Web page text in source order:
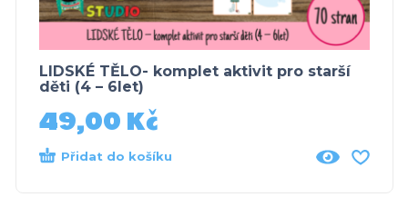
LIDSKÉ TĚLO- komplet aktivit pro starší
děti (4 – 6let)
49,00 Kč
Přidat do košíku